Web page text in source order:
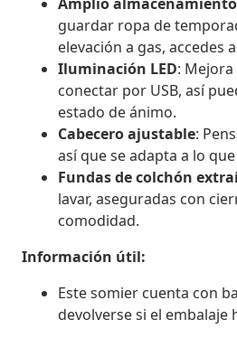
guardar ropa de
elevación a gas, accedes
Iluminación LED:
conectar por USB, así
estado de ánimo.
Cabecero ajustable:
así que se adapta a lo
Fundas de colchón
lavar, aseguradas con
comodidad.
Información útil:
Este somier cuenta con
devolverse si el